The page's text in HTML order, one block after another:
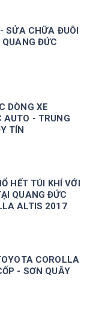
SỬA CHỮA ĐUÔI
QUANG ĐỨC
DÒNG XE
AUTO - TRUNG
TÍN
HẾT TÚI KHÍ VỚI
QUANG ĐỨC
ALTIS 2017
COROLLA
- SƠN QUÂY